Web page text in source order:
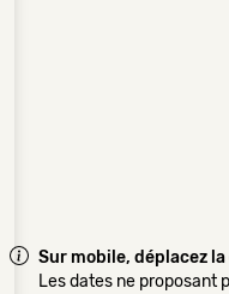
Sur mobile, déplacez
Les dates ne proposant